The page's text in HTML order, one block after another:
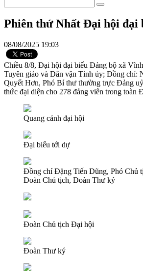
Phiên thứ Nhất Đại hội đại
08/08/2025 19:03
Chiều 8/8, Đại hội đại biểu Đảng bộ xã
Tuyên giáo và Dân vận Tỉnh ủy; Đồng chí:
Quyết Hơn, Phó Bí thư thường trực Đảng
thức đại diện cho 278 đảng viên trong toàn
Quang cảnh đại hội
Đại biểu tới dự
Đồng chí Đặng Tiến Dũng, Phó Chủ
Đoàn Chủ tịch, Đoàn Thư ký
Đoàn Chủ tịch Đại hội
Đoàn Thư ký